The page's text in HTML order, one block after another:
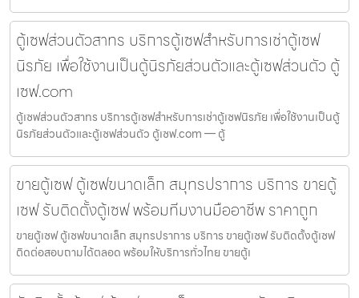
ตู้เซฟส่วนตัวสาทร บริการตู้เซฟสำหรับการเช่าตู้เซฟ
นิรภัย เพื่อใช้งานเป็นตู้นิรภัยส่วนตัวและตู้เซฟส่วนตัว ตู้
เซฟ.com
ตู้เซฟส่วนตัวสาทร บริการตู้เซฟสำหรับการเช่าตู้เซฟนิรภัย เพื่อใช้งานเป็นตู้
นิรภัยส่วนตัวและตู้เซฟส่วนตัว ตู้เซฟ.com — ตู้
ขายตู้เซฟ ตู้เซฟขนาดเล็ก สมุทรปราการ บริการ ขายตู้
เซฟ รับติดตั้งตู้เซฟ พร้อมทีมงานมืออาชีพ ราคาถูก
ขายตู้เซฟ ตู้เซฟขนาดเล็ก สมุทรปราการ บริการ ขายตู้เซฟ รับติดตั้งตู้เซฟ
ติดต่อสอบถามได้ตลอด พร้อมให้บริการทั่วไทย ขายตู้เ